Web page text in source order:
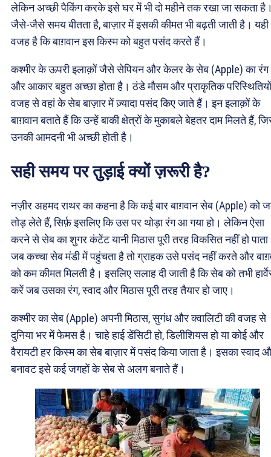
लेकिन अच्छी पैकिंग करके इसे घर में भी दो महीने तक रखा जा सकता
जैसे-जैसे समय बीतता है, बाज़ार में इसकी कीमत भी बढ़ती जाती है। यही
वजह है कि बाग़वान इस किस्म को बहुत पसंद करते हैं।
कश्मीर के ऊपरी इलाक़ों जैसे सेपियन और केलर के सेब (Apple) का रंग
और आकार बहुत अच्छा होता है। ठंडे मौसम और प्राकृतिक
वजह से वहां के सेब बाज़ार में ज़्यादा पसंद किए जाते हैं। इन इलाक़ों के
बाग़वान बताते हैं कि उन्हें बाकी क्षेत्रों के मुकाबले बेहतर दाम मिलते हैं,
उनकी आमदनी भी अच्छी होती है।
सही समय पर तुड़ाई क्यों ज़रूरी है?
नज़ीर अहमद राथर का कहना है कि कई बार बाग़वान सेब (Apple) को
तोड़ लेते हैं, सिर्फ़ इसलिए कि उस पर थोड़ा रंग आ गया हो। लेकिन ऐसा
करने से सेब का शुगर कंटेंट यानी मिठास पूरी तरह विकसित नहीं हो
जब कच्चा सेब मंडी में पहुंचता है तो ग्राहक उसे पसंद नहीं करते और
को कम कीमत मिलती है। इसलिए सलाह दी जाती है कि सेब को तभी
करें जब उसका रंग, स्वाद और मिठास पूरी तरह तैयार हो जाए।
कश्मीर का सेब (Apple) अपनी मिठास, सुगंध और क्वालिटी की वजह से
दुनिया भर में फेमस है। चाहे हाई डेंसिटी हो, डिलीशियस हो या कोई और
वैरायटी हर किस्म का सेब बाज़ार में पसंद किया जाता है। इसका स्वाद
बनावट इसे कई जगहों के सेब से अलग बनाते हैं।